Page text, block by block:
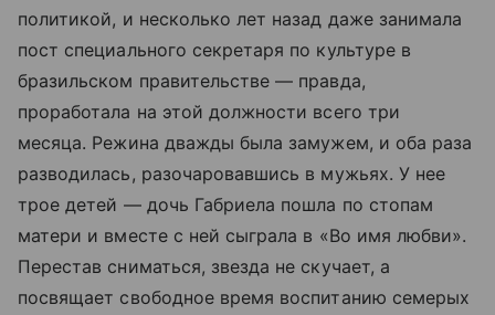
политикой, и несколько лет назад даже занимала
пост специального секретаря по культуре в
бразильском правительстве — правда,
проработала на этой должности всего три
месяца. Режина дважды была замужем, и оба раза
разводилась, разочаровавшись в мужьях. У нее
трое детей — дочь Габриела пошла по стопам
матери и вместе с ней сыграла в «Во имя любви».
Перестав сниматься, звезда не скучает, а
посвящает свободное время воспитанию семерых